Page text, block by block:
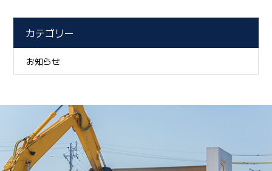
カテゴリー
お知らせ